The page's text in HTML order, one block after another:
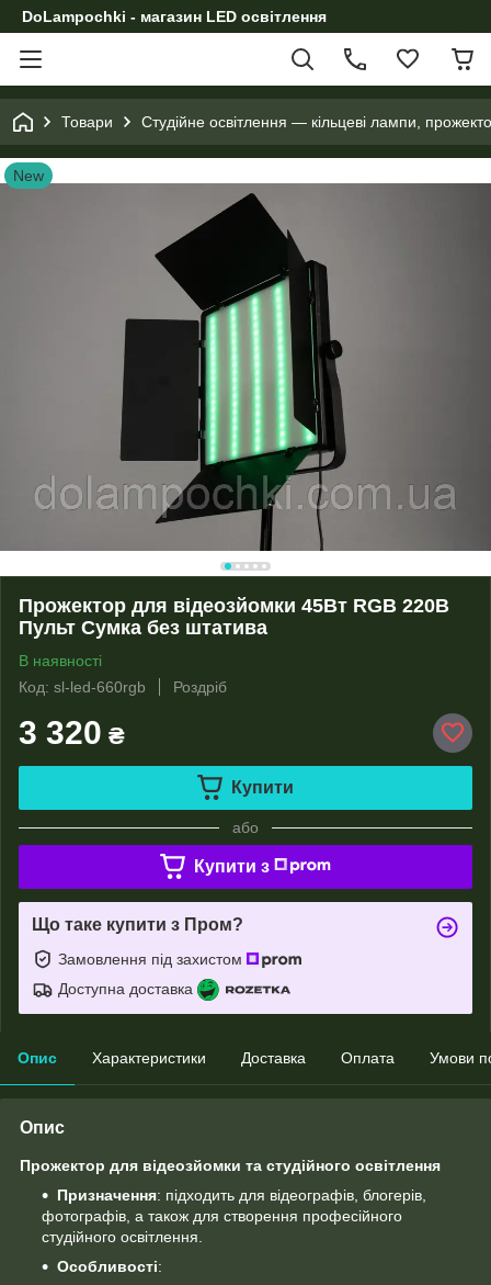
DoLampochki - магазин LED освітлення
Товари Студійне освітлення — кільцеві лампи,
New
Прожектор для відеозйомки 45Вт RGB 220В
Пульт Сумка без штатива
В наявності
Код: sl-led-660rgb
Роздріб
3 320 ₴
Купити
або
Купити з
Що таке купити з Пром?
Замовлення під захистом
Доступна доставка
Опис Характеристики Доставка Оплата Умови
Опис
Прожектор для відеозйомки та студійного освітлення
Призначення: підходить для відеографів, блогерів,
фотографів, а також для створення професійного
студійного освітлення.
Особливості: